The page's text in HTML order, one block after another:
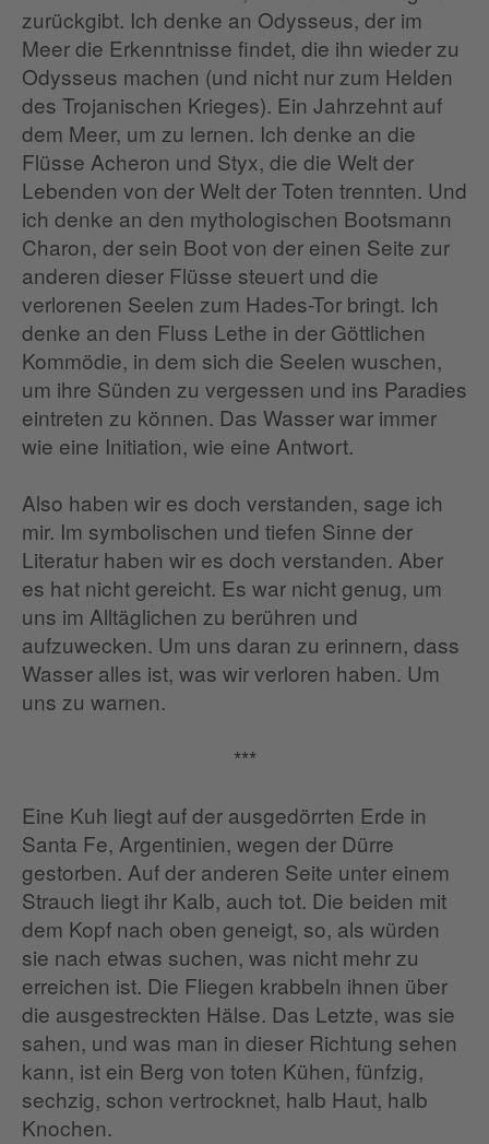
zurückgibt. Ich denke an Odysseus, der im
Meer die Erkenntnisse findet, die ihn wieder zu
Odysseus machen (und nicht nur zum Helden
des Trojanischen Krieges). Ein Jahrzehnt auf
dem Meer, um zu lernen. Ich denke an die
Flüsse Acheron und Styx, die die Welt der
Lebenden von der Welt der Toten trennten. Und
ich denke an den mythologischen Bootsmann
Charon, der sein Boot von der einen Seite zur
anderen dieser Flüsse steuert und die
verlorenen Seelen zum Hades-Tor bringt. Ich
denke an den Fluss Lethe in der Göttlichen
Kommödie, in dem sich die Seelen wuschen,
um ihre Sünden zu vergessen und ins Paradies
eintreten zu können. Das Wasser war immer
wie eine Initiation, wie eine Antwort.
Also haben wir es doch verstanden, sage ich
mir. Im symbolischen und tiefen Sinne der
Literatur haben wir es doch verstanden. Aber
es hat nicht gereicht. Es war nicht genug, um
uns im Alltäglichen zu berühren und
aufzuwecken. Um uns daran zu erinnern, dass
Wasser alles ist, was wir verloren haben. Um
uns zu warnen.
***
Eine Kuh liegt auf der ausgedörrten Erde in
Santa Fe, Argentinien, wegen der Dürre
gestorben. Auf der anderen Seite unter einem
Strauch liegt ihr Kalb, auch tot. Die beiden mit
dem Kopf nach oben geneigt, so, als würden
sie nach etwas suchen, was nicht mehr zu
erreichen ist. Die Fliegen krabbeln ihnen über
die ausgestreckten Hälse. Das Letzte, was sie
sahen, und was man in dieser Richtung sehen
kann, ist ein Berg von toten Kühen, fünfzig,
sechzig, schon vertrocknet, halb Haut, halb
Knochen.